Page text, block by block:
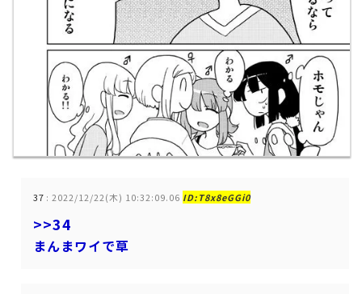
37 : 2022/12/22(木) 10:32:09.06 ID:T8x8eGGi0
>>34
まんまワイで草